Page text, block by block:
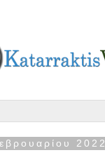
2022